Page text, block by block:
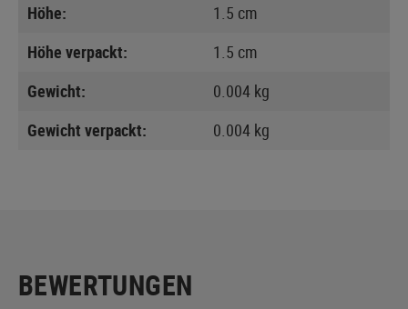
Höhe:
1.5 cm
Höhe verpackt:
1.5 cm
Gewicht:
0.004 kg
Gewicht verpackt:
0.004 kg
BEWERTUNGEN